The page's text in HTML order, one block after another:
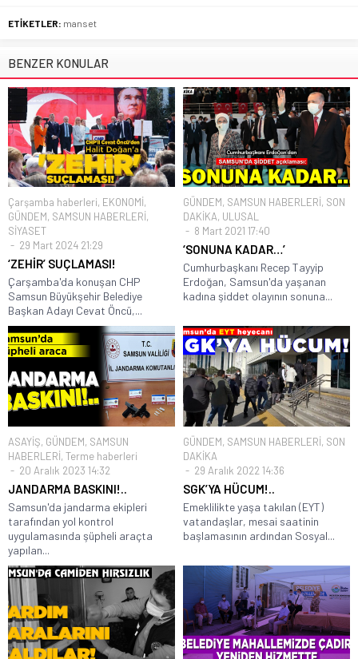
ETİKETLER: manset
BENZER KONULAR
Çarşamba haberleri, EKONOMİ,
GÜNDEM, SAMSUN HABERLERİ,
SİYASET
29 Mart 2024 21:29
‘ZEHİR’ SUÇLAMASI!
Çarşamba'da konuşan CHP
Samsun Büyükşehir Belediye
Başkan Adayı Cevat Öncü,...
GÜNDEM, SAMSUN HABERLERİ, SON
DAKİKA, ULUSAL
8 Mart 2021 17:40
‘SONUNA KADAR…’
Cumhurbaşkanı Recep Tayyip
Erdoğan, Samsun'da yaşanan
kadına şiddet olayının sonuna...
ASAYİŞ, GÜNDEM, SAMSUN
HABERLERİ, Terme haberleri
20 Aralık 2023 14:32
JANDARMA BASKINI!..
Samsun'da jandarma ekipleri
tarafından yol kontrol
uygulamasında şüpheli araçta
yapılan...
GÜNDEM, SAMSUN HABERLERİ, SON
DAKİKA
29 Aralık 2022 14:36
SGK’YA HÜCUM!..
Emeklilikte yaşa takılan (EYT)
vatandaşlar, mesai saatinin
başlamasının ardından Sosyal...